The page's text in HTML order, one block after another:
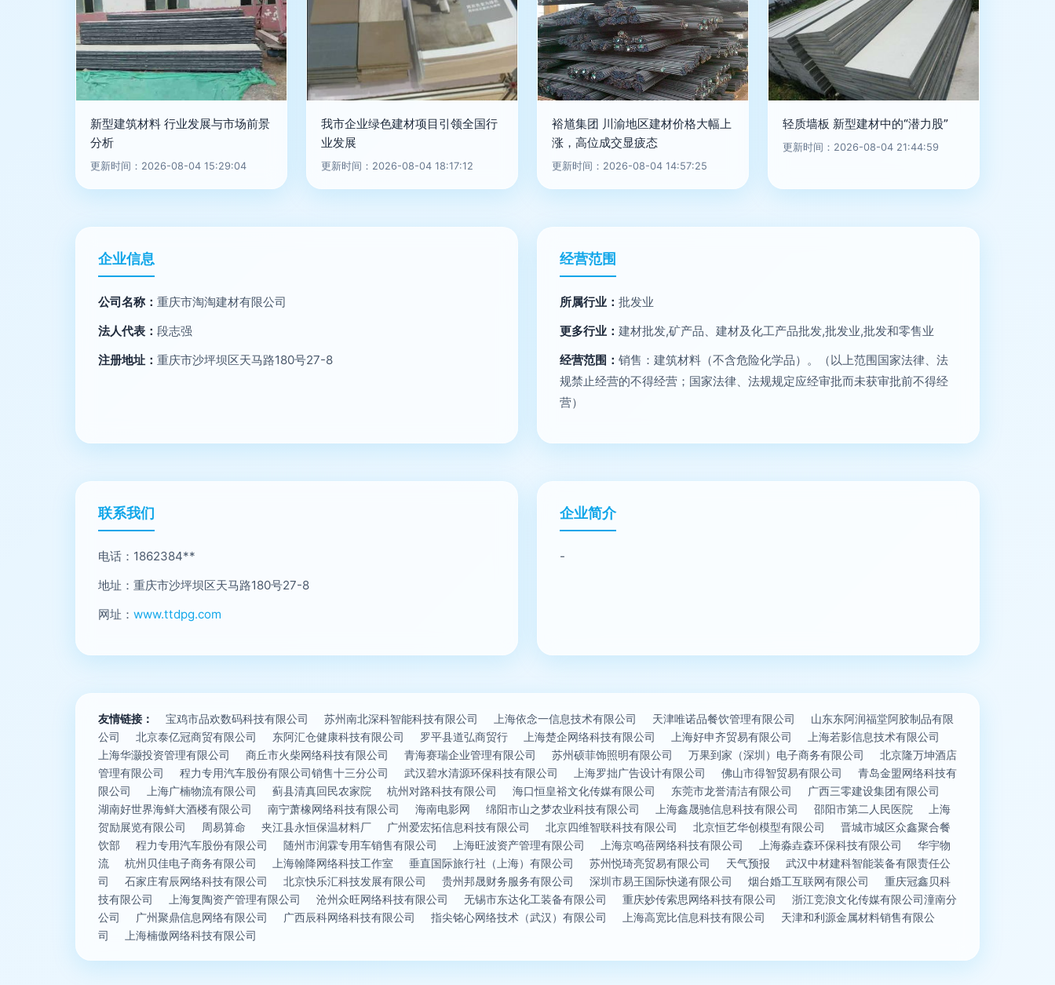
新型建筑材料 行业发展与市场前景
分析
更新时间：2026-08-04 15:29:04
我市企业绿色建材项目引领全国行
业发展
更新时间：2026-08-04 18:17:12
裕馗集团 川渝地区建材价格大幅上
涨，高位成交显疲态
更新时间：2026-08-04 14:57:25
轻质墙板 新型建材中的“潜力股”
更新时间：2026-08-04 21:44:59
企业信息
公司名称： 重庆市淘淘建材有限公司
法人代表： 段志强
注册地址： 重庆市沙坪坝区天马路180号27-8
经营范围
所属行业： 批发业
更多行业： 建材批发,矿产品、建材及化工产品批发,批发业,批发和零售业
经营范围： 销售：建筑材料（不含危险化学品）。（以上范围国家法律、法
规禁止经营的不得经营；国家法律、法规规定应经审批而未获审批前不得经
营）
联系我们
电话：1862384**
地址：重庆市沙坪坝区天马路180号27-8
网址： www.ttdpg.com
企业简介
-
友情链接： 宝鸡市品欢数码科技有限公司 苏州南北深科智能科技有限公司 上海依念一信息技术有限公司 天津唯诺品餐饮管理有限公司
山东东阿润福堂阿胶制品有限
公司
北京泰亿冠商贸有限公司 东阿汇仓健康科技有限公司 罗平县道弘商贸行 上海楚企网络科技有限公司 上海好申齐贸易有限公司
上海若影信息技术有限公司
上海华灏投资管理有限公司
商丘市火柴网络科技有限公司 青海赛瑞企业管理有限公司 苏州硕菲饰照明有限公司 万果到家（深圳）电子商务有限公司
北京隆万坤酒店
管理有限公司
程力专用汽车股份有限公司销售十三分公司 武汉碧水清源环保科技有限公司 上海罗拙广告设计有限公司 佛山市得智贸易有限公司
青岛金盟网络科技有
限公司
上海广楠物流有限公司 蓟县清真回民农家院 杭州对路科技有限公司 海口恒皇裕文化传媒有限公司 东莞市龙誉清洁有限公司
广西三零建设集团有限公司
湖南好世界海鲜大酒楼有限公司
南宁萧橡网络科技有限公司 海南电影网 绵阳市山之梦农业科技有限公司 上海鑫晟驰信息科技有限公司 邵阳市第二人民医院
上海
贺励展览有限公司
周易算命 夹江县永恒保温材料厂 广州爱宏拓信息科技有限公司 北京四维智联科技有限公司 北京恒艺华创模型有限公司
晋城市城区众鑫聚合餐
饮部
程力专用汽车股份有限公司 随州市润霖专用车销售有限公司 上海旺波资产管理有限公司 上海京鸣蓓网络科技有限公司 上海淼垚森环保科技有限公司
华宇物
流
杭州贝佳电子商务有限公司 上海翰降网络科技工作室 垂直国际旅行社（上海）有限公司 苏州悦琦亮贸易有限公司 天气预报
武汉中材建科智能装备有限责任公
司
石家庄宥辰网络科技有限公司 北京快乐汇科技发展有限公司 贵州邦晟财务服务有限公司 深圳市易王国际快递有限公司 烟台婚工互联网有限公司
重庆冠鑫贝科
技有限公司
上海复陶资产管理有限公司 沧州众旺网络科技有限公司 无锡市东达化工装备有限公司 重庆妙传索思网络科技有限公司
浙江竞浪文化传媒有限公司潼南分
公司
广州聚鼎信息网络有限公司 广西辰科网络科技有限公司 指尖铭心网络技术（武汉）有限公司 上海高宽比信息科技有限公司
天津和利源金属材料销售有限公
司
上海楠傲网络科技有限公司